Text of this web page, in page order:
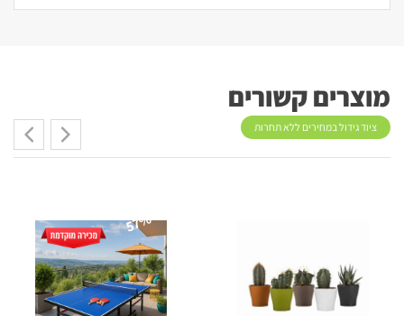
מוצרים קשורים
ציוד גידול במחירים ללא תחרות
57%